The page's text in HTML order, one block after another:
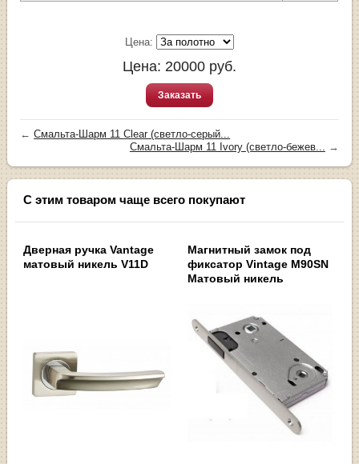
Цена:
Цена: 20000 руб.
Заказать
←Смальта-Шарм 11 Clear (светло-серый...
Смальта-Шарм 11 Ivory (светло-бежев... →
С этим товаром чаще всего покупают
Дверная ручка Vantage
матовый никель V11D
Магнитный замок под
фиксатор Vintage M90SN
Матовый никель